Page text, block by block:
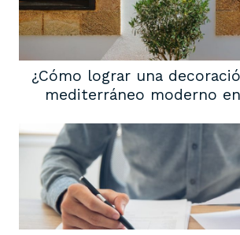
¿Cómo lograr una
mediterráneo moderno